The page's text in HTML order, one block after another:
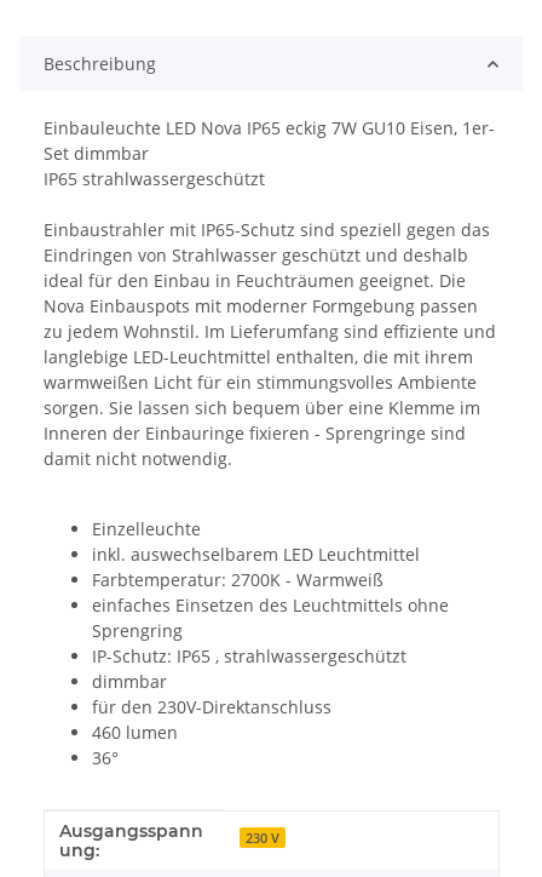
Beschreibung
Einbauleuchte LED Nova IP65 eckig 7W GU10 Eisen, 1er-
Set dimmbar
IP65 strahlwassergeschützt
Einbaustrahler mit IP65-Schutz sind speziell gegen das
Eindringen von Strahlwasser geschützt und deshalb
ideal für den Einbau in Feuchträumen geeignet. Die
Nova Einbauspots mit moderner Formgebung passen
zu jedem Wohnstil. Im Lieferumfang sind effiziente und
langlebige LED-Leuchtmittel enthalten, die mit ihrem
warmweißen Licht für ein stimmungsvolles Ambiente
sorgen. Sie lassen sich bequem über eine Klemme im
Inneren der Einbauringe fixieren - Sprengringe sind
damit nicht notwendig.
Einzelleuchte
inkl. auswechselbarem LED Leuchtmittel
Farbtemperatur: 2700K - Warmweiß
einfaches Einsetzen des Leuchtmittels ohne
Sprengring
IP-Schutz: IP65 , strahlwassergeschützt
dimmbar
für den 230V-Direktanschluss
460 lumen
36°
Produkteigenschaft
Wert
Ausgangsspann
ung:
230 V